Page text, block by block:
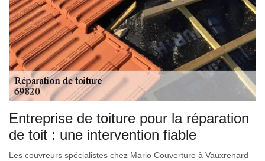
Entreprise de toiture pour la réparation
de toit : une intervention fiable
Les couvreurs spécialistes chez Mario Couverture à Vauxrenard